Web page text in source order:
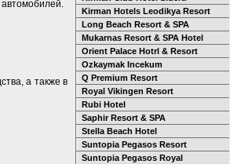
а также в
Kirman Hotels Leodikya Resort
Long Beach Resort & SPA
Mukarnas Resort & SPA Hotel
Orient Palace Hotrl & Resort
Ozkaymak Incekum
Q Premium Resort
Royal Vikingen Resort
Rubi Hotel
Saphir Resort & SPA
Stella Beach Hotel
Suntopia Pegasos Resort
Suntopia Pegasos Royal